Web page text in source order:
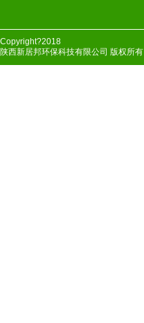
Copyright?2018
陕西新居邦环保科技有限公司 版权所有